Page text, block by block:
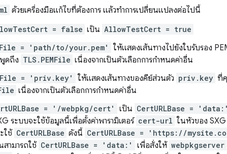
ด้วยเครื่องมือแก้ไขที่ต้องการ แล้วทําการเปลี่ยนแปลงต่อไปนี้
= false เป็น AllowTestCert = true
= 'path/to/your.pem'
ให้แสดงเส้นทางไปยังใบรับรอง
ดถึง TLS.PEMFile เนื่องจากเป็นตัวเลือกการกําหนดค่าอื่น
= 'priv.key' ให้แสดงเส้นทางของคีย์ส่วนตัว priv.key ที่
เนื่องจากเป็นตัวเลือกการกําหนดค่าอื่น
= '/webpkg/cert' เป็น CertURLBase =
ระบบจะใช้ข้อมูลนี้เพื่อตั้งค่าพารามิเตอร์ cert-url ในหัวของ
ใช้ CertURLBase ดังนี้ CertURLBase = 'https://
ามารถใช้ CertURLBase = 'data:' เพื่อสั่งให้ webpkgserver